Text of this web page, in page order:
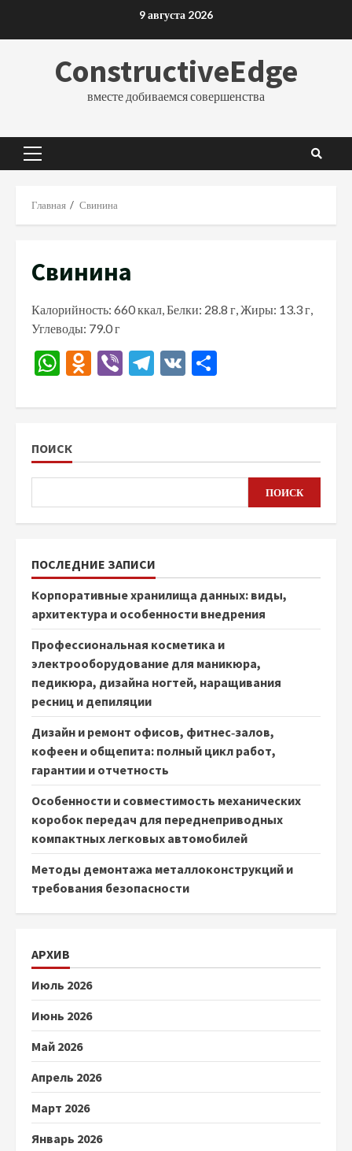
9 августа 2026
ConstructiveEdge
вместе добиваемся совершенства
Основное
Главная Свинина
Свинина
Калорийность: 660 ккал, Белки: 28.8 г, Жиры: 13.3 г,
Углеводы: 79.0 г
WhatsApp
Odnoklassniki
ViberTelegram
VK
ПОИСК
ПОИСК
ПОСЛЕДНИЕ ЗАПИСИ
Корпоративные хранилища данных: виды,
архитектура и особенности внедрения
Профессиональная косметика и
электрооборудование для маникюра,
педикюра, дизайна ногтей, наращивания
ресниц и депиляции
Дизайн и ремонт офисов, фитнес‑залов,
кофеен и общепита: полный цикл работ,
гарантии и отчетность
Особенности и совместимость механических
коробок передач для переднеприводных
компактных легковых автомобилей
Методы демонтажа металлоконструкций и
требования безопасности
АРХИВ
Июль 2026
Июнь 2026
Май 2026
Апрель 2026
Март 2026
Январь 2026